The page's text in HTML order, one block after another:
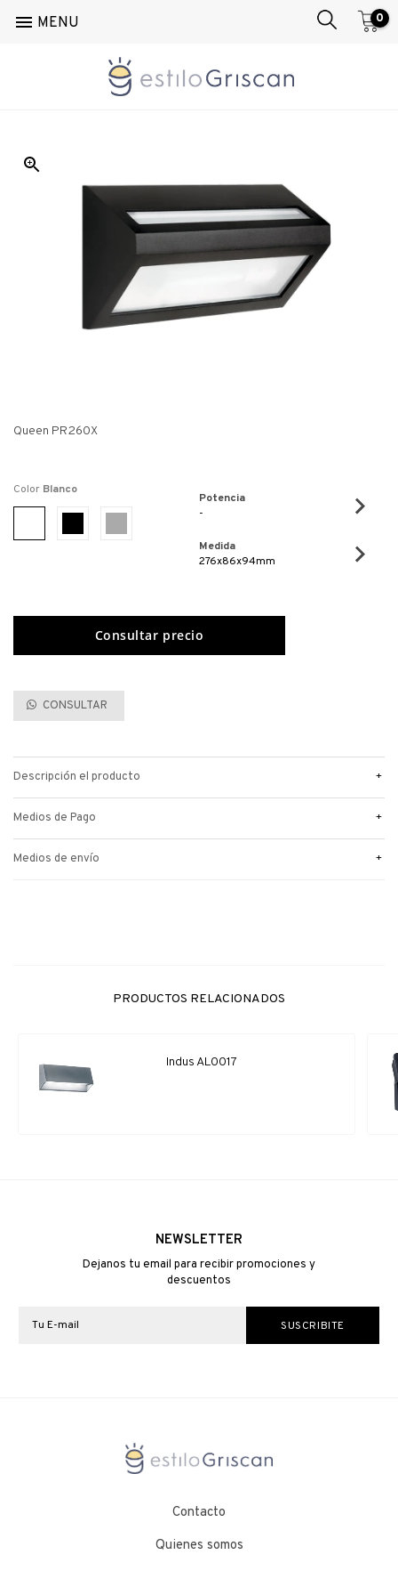
 MENU 0
Pared / Queen PR260X
Queen PR260X
Color Blanco
Potencia
-
Medida
276x86x94mm
CONSULTAR
+
Descripción el producto
+
Medios de Pago
+
Medios de envío
PRODUCTOS RELACIONADOS
Indus AL0017
NEWSLETTER
Dejanos tu email para recibir promociones y
descuentos
Contacto
Quienes somos